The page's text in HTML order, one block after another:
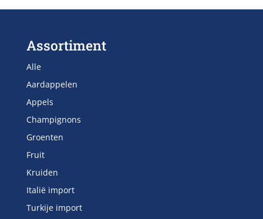
Assortiment
Alle
Aardappelen
Appels
Champignons
Groenten
Fruit
Kruiden
Italië import
Turkije import